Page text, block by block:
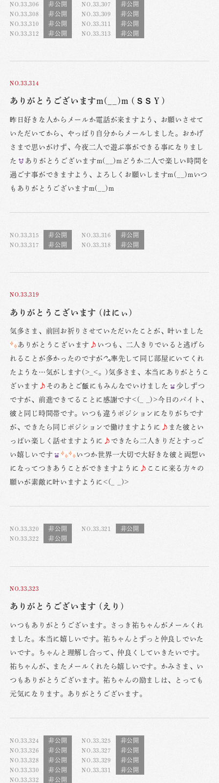
NO.33,306
NO.33,307
NO.33,308
NO.33,309
NO.33,310
NO.33,311
NO.33,312
NO.33,313
NO.33,314
ありがとうございますm(__)m (ＳＳＹ)
昨日好きな人からメールか電話が来ますよう、お願いさせて
いただいてから、やっぱり自分からメールしました。おかげ
さまで思いがけず、今夜二人で遊ぶ事ができる事になりまし
た
ありがとうございますm(__)mどうか二人で楽しい時間を
過ごす事ができますよう、よろしくお願いしますm(__)mいつ
もありがとうございますm(__)m
NO.33,315
NO.33,316
NO.33,317
NO.33,318
NO.33,319
ありがとうこざいます (はにぃ)
気多さま、前回お祈りさせていただいたことが、叶いました
ありがとうこざいます
いつも、二人きりでいると逃げら
れることが多かったのですが
率先して同じ部屋にいてくれ
たような…気がします(>_<。)気多さま、本当にありがとうこ
ざいます
そのあとご飯にもみんなでいけました
少しずつ
ですが、前進できてることに感謝です<(_ _)>今日のバイト、
彼と同じ時間帯です。いつも違うポジションになりがちです
が、できたら同じポジションで働けますように
また彼とい
っぱい楽しく話せますように
できたら二人きりだとすっご
い嬉しいです
いつか世界一大切で大好きな彼と両想い
になってつきあうことができますように
ここに来る方々の
願いが素敵に叶いますように<(_ _)>
NO.33,320
NO.33,321
NO.33,322
NO.33,323
ありがとうございます (えり)
いつもありがとうございます。さっき祐ちゃんがメールくれ
ました。本当に嬉しいです。祐ちゃんとずっと仲良しでいた
いです。ちゃんと理解し合って、仲良くしていきたいです。
祐ちゃんが、またメールくれたら嬉しいです。かみさま、い
つもありがとうございます。祐ちゃんの励ましは、とっても
元気になります。ありがとうございます。
NO.33,324
NO.33,325
NO.33,326
NO.33,327
NO.33,328
NO.33,329
NO.33,330
NO.33,331
NO.33,332